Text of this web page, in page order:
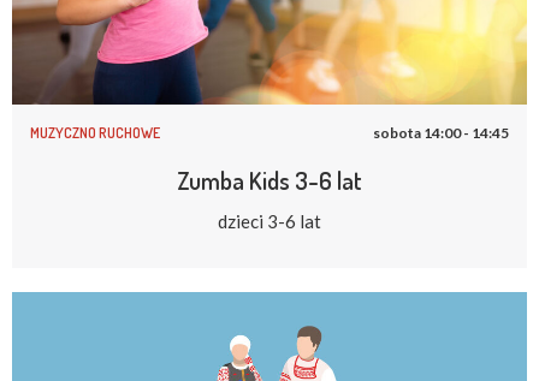
MUZYCZNO RUCHOWE sobota 14:00 - 14:45
Zumba Kids 3-6 lat
dzieci 3-6 lat